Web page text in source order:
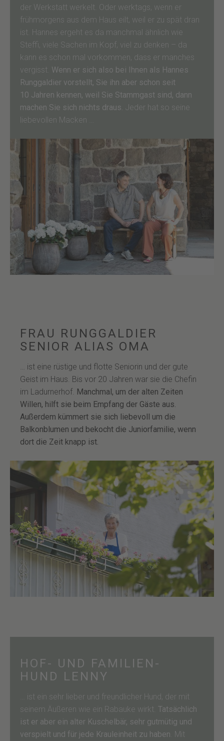
der Werkstatt werkelt. Oder werktags, wenn er
frühmorgens aus dem Haus eilt, weil er zu spät dran
ist. Hannes ergeht es da manchmal ähnlich wie
Steffi, viele Sachen im Kopf, viel zu denken – da
kann es schon mal vorkommen, dass er manches
vergisst. Wenn er sich also bei Ihnen als Hannes
Runggaldier vorstellt, Sie ihn aber schon seit
10 Jahren kennen, weil Sie Stammgast sind, dann
machen Sie sich nichts draus. Jeder hat so seine
liebevollen Macken …
FRAU RUNGGALDIER
SENIOR ALIAS OMA
… ist eine rüstige und flotte Seniorin und der gute
Geist im Haus. Bis vor 20 Jahren war sie die Chefin
im Ladurnerhof. Manchmal, um der alten Zeiten
Willen, hilft sie beim Empfang der Gäste aus.
Außerdem kümmert sie sich liebevoll um die
Balkonblumen und bekocht die Juniorfamilie, wenn
dort die Zeit knapp ist.
HOF- UND FAMILIEN­
HUND LENNY
… ist ein sehr lieber und freundlicher Hund, der mit
seinem Äußeren wie ein Rabauke wirkt. Tatsächlich
ist er aber ein alter Kuschelbär, sehr gutmütig und
verspielt und für jede Krauleinheit zu haben . Mit